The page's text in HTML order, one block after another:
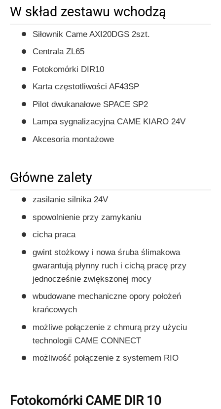
W skład zestawu wchodzą
Siłownik Came AXI20DGS 2szt.
Centrala ZL65
Fotokomórki DIR10
Karta częstotliwości AF43SP
Pilot dwukanałowe SPACE SP2
Lampa sygnalizacyjna CAME KIARO 24V
Akcesoria montażowe
Główne zalety
zasilanie silnika 24V
spowolnienie przy zamykaniu
cicha praca
gwint stożkowy i nowa śruba ślimakowa
gwarantują płynny ruch i cichą pracę przy
jednocześnie zwiększonej mocy
wbudowane mechaniczne opory położeń
krańcowych
możliwe połączenie z chmurą przy użyciu
technologii CAME CONNECT
możliwość połączenie z systemem RIO
Fotokomórki CAME DIR 10